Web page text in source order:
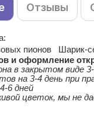
Отзывы
пионов Шарик-
и оформление
в закрытом виде
на 3-4 день при
6 дней
цветок, мы не